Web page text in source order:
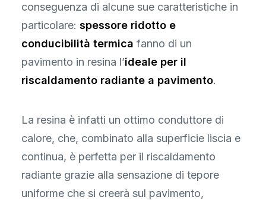
conseguenza di alcune sue caratteristiche in
particolare: spessore ridotto e
conducibilità termica fanno di un
pavimento in resina l’ideale per il
riscaldamento radiante a pavimento.
La resina è infatti un ottimo conduttore di
calore, che, combinato alla superficie liscia e
continua, è perfetta per il riscaldamento
radiante grazie alla sensazione di tepore
uniforme che si creerà sul pavimento,